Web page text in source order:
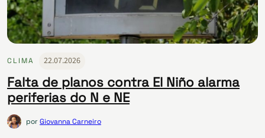
CLIMA 22.07.2026
Falta de planos contra El Niño alarma
periferias do N e NE
porGiovanna Carneiro